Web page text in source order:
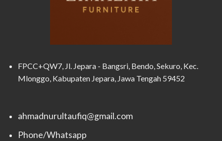
FPCC+QW7, Jl. Jepara - Bangsri, Bendo, Sekuro, Kec.
Mlonggo, Kabupaten Jepara, Jawa Tengah 59452
ahmadnurultaufiq@gmail.com
Phone/Whatsapp